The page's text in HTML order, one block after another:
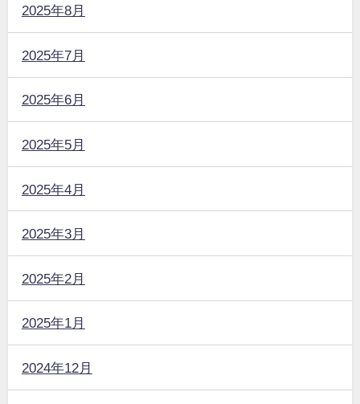
2025年8月
2025年7月
2025年6月
2025年5月
2025年4月
2025年3月
2025年2月
2025年1月
2024年12月